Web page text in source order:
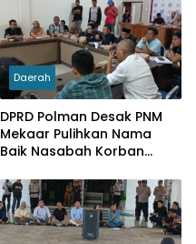
Daerah
DPRD Polman Desak PNM
Mekaar Pulihkan Nama
Baik Nasabah Korban